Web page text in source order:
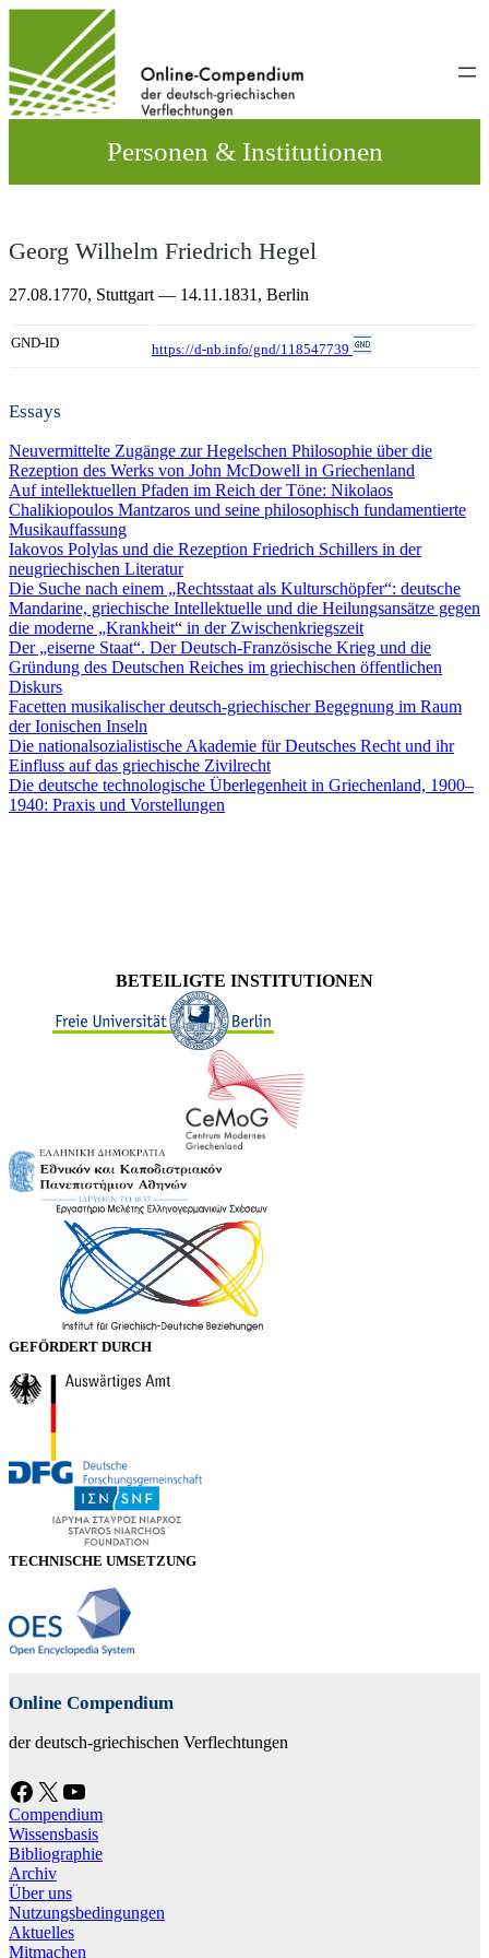
wechseln
Personen & Institutionen
Georg Wilhelm Friedrich Hegel
27.08.1770, Stuttgart — 14.11.1831, Berlin
GND-ID https://d-nb.info/gnd/118547739
Essays
Neuvermittelte Zugänge zur Hegelschen Philosophie über die
Rezeption des Werks von John McDowell in Griechenland
Auf intellektuellen Pfaden im Reich der Töne: Nikolaos
Chalikiopoulos Mantzaros und seine philosophisch fundamentierte
Musikauffassung
Iakovos Polylas und die Rezeption Friedrich Schillers in der
neugriechischen Literatur
Die Suche nach einem „Rechtsstaat als Kulturschöpfer“: deutsche
Mandarine, griechische Intellektuelle und die Heilungsansätze gegen
die moderne „Krankheit“ in der Zwischenkriegszeit
Der „eiserne Staat“. Der Deutsch-Französische Krieg und die
Gründung des Deutschen Reiches im griechischen öffentlichen
Diskurs
Facetten musikalischer deutsch-griechischer Begegnung im Raum
der Ionischen Inseln
Die nationalsozialistische Akademie für Deutsches Recht und ihr
Einfluss auf das griechische Zivilrecht
Die deutsche technologische Überlegenheit in Griechenland, 1900–
1940: Praxis und Vorstellungen
BETEILIGTE INSTITUTIONEN
GEFÖRDERT DURCH
TECHNISCHE UMSETZUNG
Online Compendium
der deutsch-griechischen Verflechtungen
Facebook X YouTube
Compendium
Wissensbasis
Bibliographie
Archiv
Über uns
Nutzungsbedingungen
Aktuelles
Mitmachen